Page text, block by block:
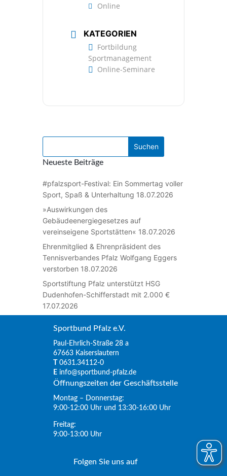
Online
KATEGORIEN
Fortbildung
Sportmanagement
Online-Seminare
Neueste Beiträge
#pfalzsport-Festival: Ein Sommertag voller
Sport, Spaß & Unterhaltung 18.07.2026
»Auswirkungen des
Gebäudeenergiegesetzes auf
vereinseigene Sportstätten« 18.07.2026
Ehrenmitglied & Ehrenpräsident des
Tennisverbandes Pfalz Wolfgang Eggers
verstorben 18.07.2026
Sportstiftung Pfalz unterstützt HSG
Dudenhofen-Schifferstadt mit 2.000 €
17.07.2026
Sportbund Pfalz e.V.
Paul-Ehrlich-Straße 28 a
67663 Kaiserslautern
T0631.34112-0
E info@sportbund-pfalz.de
Öffnungszeiten der Geschäftsstelle
Montag – Donnerstag:
9:00-12:00 Uhr und 13:30-16:00 Uhr
Freitag:
9:00-13:00 Uhr
Folgen Sie uns auf